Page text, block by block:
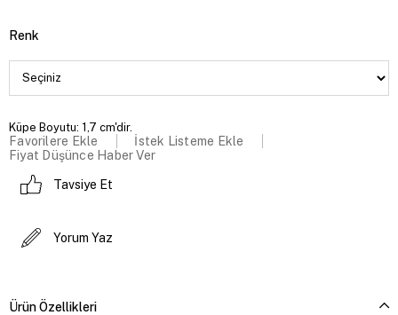
Renk
Küpe Boyutu: 1,7 cm'dir.
Favorilere Ekle
İstek Listeme Ekle
Fiyat Düşünce Haber Ver
Tavsiye Et
Yorum Yaz
Ürün Özellikleri